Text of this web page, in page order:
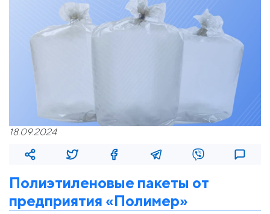
18.09.2024
Полиэтиленовые пакеты от
предприятия «Полимер»